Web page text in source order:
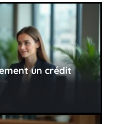
un crédit